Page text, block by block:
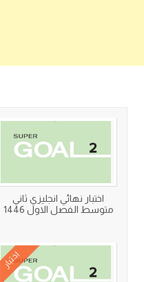
اختبار نهائي انجليزي ثاني
متوسط الفصل الاول 1446
اختبار